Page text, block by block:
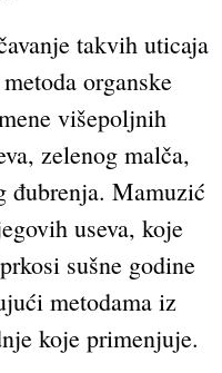
takvih uticaja
organske
višepoljnih
zelenog malča,
đubrenja. Mamuzić
useva, koje
sušne godine
metodama iz
koje primenjuje.